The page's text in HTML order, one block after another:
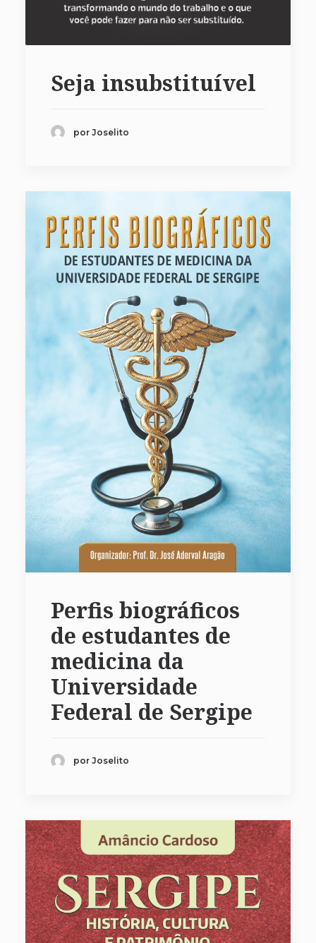
Seja insubstituível
por Joselito
Perfis biográficos
de estudantes de
medicina da
Universidade
Federal de Sergipe
por Joselito